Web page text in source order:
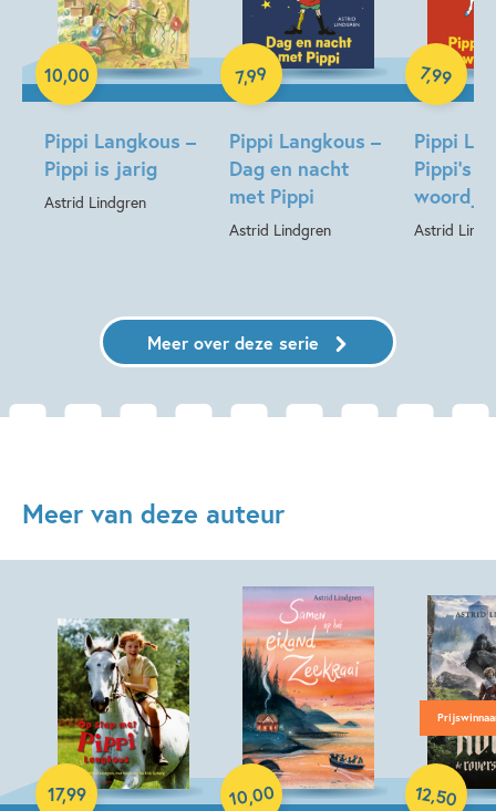
Pippi Langkous –
Pippi is jarig
Astrid Lindgren
10,00
Hardcover
Pippi Langkous –
Dag en nacht
met Pippi
Astrid Lindgren
7,99
Hardcover
Pippi
Pippi’s
Astrid
7,99
Hardcover
Meer over deze serie
Meer van deze auteur
17,99
Hardcover
10,00
Paperback
12,50
Paperback